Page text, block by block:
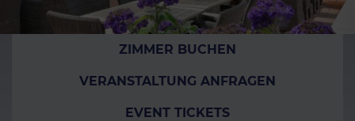
ZIMMER BUCHEN
VERANSTALTUNG ANFRAGEN
EVENT TICKETS